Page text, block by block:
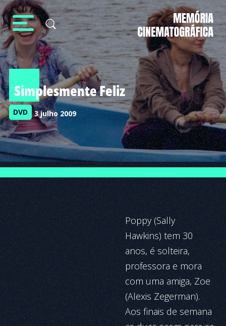
Simplesmente Feliz
DVD 3 julho 2009
Poppy (Sally
Hawkins) tem 30
anos, é solteira,
professora e mora
com uma amiga, Zoe
(Alexis Zegerman).
Aos finais de semana